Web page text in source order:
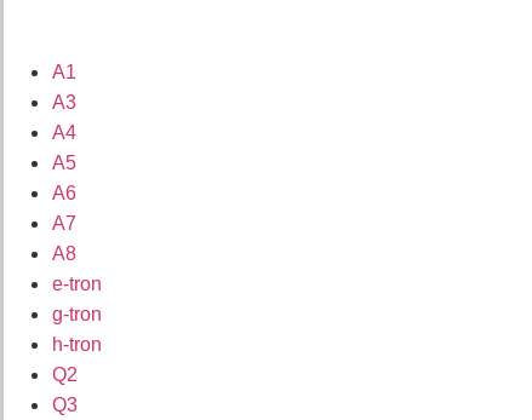
A1
A3
A4
A5
A6
A7
A8
e-tron
g-tron
h-tron
Q2
Q3